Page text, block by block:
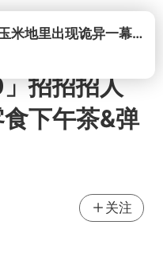
打开西平命案8天未破，玉米地里出现诡异一幕，我突然想起了欧金中
招招招人
下午茶&弹
关注